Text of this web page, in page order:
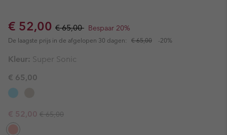
Sale price:
€ 52,00 Regular price:
€ 65,00 Bespaar 20%
De laagste prijs in de afgelopen 30 dagen: € 65,00 -20%
Kleur: Super Sonic
€ 65,00
Sale price:
€ 52,00 Regular price:
€ 65,00